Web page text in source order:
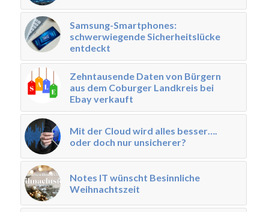
Samsung-Smartphones:
schwerwiegende Sicherheitslücke
entdeckt
Zehntausende Daten von Bürgern
aus dem Coburger Landkreis bei
Ebay verkauft
Mit der Cloud wird alles besser….
oder doch nur unsicherer?
Notes IT wünscht Besinnliche
Weihnachtszeit